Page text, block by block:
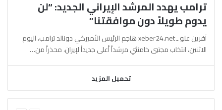
ترامب يهدد المرشد الإيراني الجديد: “لن
يدوم طويلاً دون موافقتنا”
آفرين علو ـ xeber24.net هاجم الرئيس الأميركي دونالد ترامب، اليوم
الاثنين، انتخاب مجتبى خامنئي مرشداً أعلى جديداً لإيران، محذراً من…
تحميل المزيد